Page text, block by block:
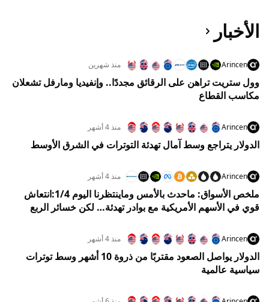
الأخبار
Arincen منذ شهرين
وول ستريت تراهن على الرقائق مجددًا.. وإنفيديا ومارفل تشعلان
مكاسب القطاع
Arincen منذ 4 أشهر
الدولار يتراجع وسط آمال تهدئة التوترات في الشرق الأوسط
Arincen منذ 4 أشهر
ملخص الأسواق: ماحدث بالأمس وماينتظرنا اليوم 1/4:انتعاش
قوي في الأسهم الأمريكية مع بوادر تهدئة… لكن خسائر الربع
Arincen منذ 4 أشهر
الدولار يواصل الصعود مقتربًا من ذروة 10 أشهر وسط توترات
سياسية عالمية